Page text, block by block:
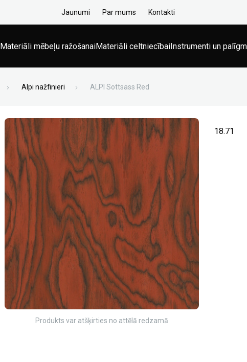
Jaunumi Par mums Kontakti
Materiāli mēbeļu ražošanaiMateriāli celtniecībaiInstrumenti un
Alpi nažfinieri ALPI Sottsass Red
Produkts var atšķirties no attēlā redzamā
18.71